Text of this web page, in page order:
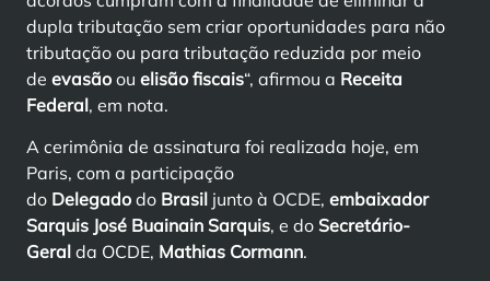
dupla tributação sem criar oportunidades para não
tributação ou para tributação reduzida por meio
de evasão ou elisão fiscais“, afirmou a Receita
Federal, em nota.
A cerimônia de assinatura foi realizada hoje, em
Paris, com a participação
do Delegado do Brasil junto à OCDE, embaixador
Sarquis José Buainain Sarquis, e do Secretário-
Geral da OCDE, Mathias Cormann.